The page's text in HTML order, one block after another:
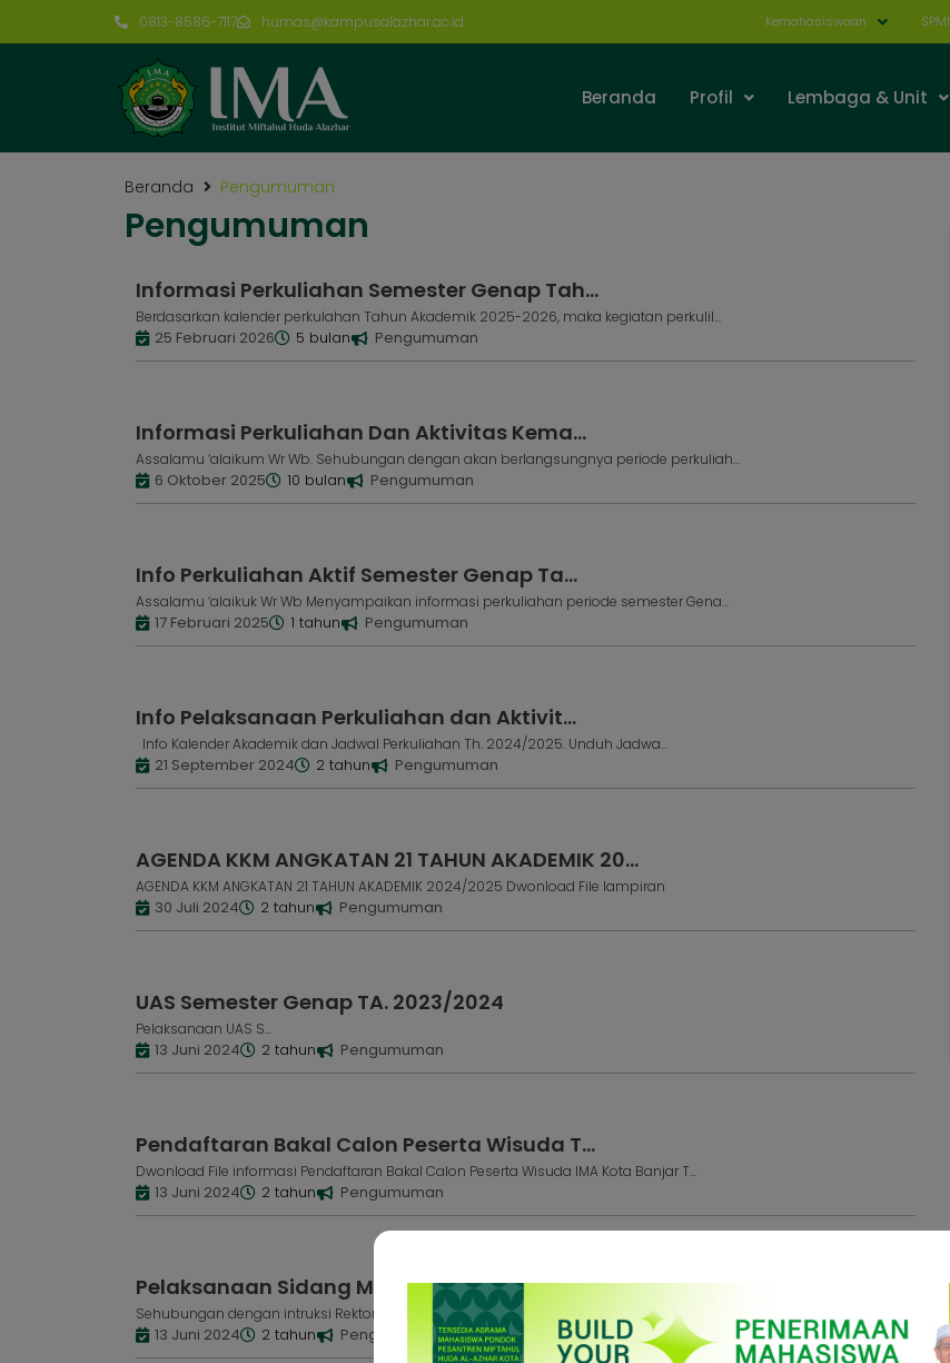
0813-8586-7117 humas@kampusalazhar.ac.id Kemahasiswaan SPMI
Beranda Profil Lembaga & Unit
Beranda Pengumuman
Pengumuman
Informasi Perkuliahan Semester Genap Tah...
Berdasarkan kalender perkulahan Tahun Akademik 2025-2026, maka kegiatan perkulil...
25 Februari 2026 5 bulan Pengumuman
Informasi Perkuliahan Dan Aktivitas Kema...
Assalamu ‘alaikum Wr Wb. Sehubungan dengan akan berlangsungnya periode perkuliah...
6 Oktober 2025 10 bulan Pengumuman
Info Perkuliahan Aktif Semester Genap Ta...
Assalamu ‘alaikuk Wr Wb Menyampaikan informasi perkuliahan periode semester Gena...
17 Februari 2025 1 tahun Pengumuman
Info Pelaksanaan Perkuliahan dan Aktivit...
Info Kalender Akademik dan Jadwal Perkuliahan Th. 2024/2025. Unduh Jadwa...
21 September 2024 2 tahun Pengumuman
AGENDA KKM ANGKATAN 21 TAHUN AKADEMIK 20...
AGENDA KKM ANGKATAN 21 TAHUN AKADEMIK 2024/2025 Dwonload File lampiran
30 Juli 2024 2 tahun Pengumuman
UAS Semester Genap TA. 2023/2024
Pelaksanaan UAS S...
13 Juni 2024 2 tahun Pengumuman
Pendaftaran Bakal Calon Peserta Wisuda T...
Dwonload File informasi Pendaftaran Bakal Calon Peserta Wisuda IMA Kota Banjar T...
13 Juni 2024 2 tahun Pengumuman
Pelaksanaan Sidang Munaqosah TA 2023/202...
Sehubungan dengan intruksi Rektor tentang Sidang Munaqosah yang akan dilaksanaka...
13 Juni 2024 2 tahun Pengumuman